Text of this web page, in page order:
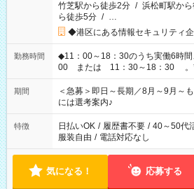
竹芝駅から徒歩2分 / 浜松町駅か
ら徒歩5分 / …
◆港区にある情報セキュリティ
勤務時間
◆11：00～18：30のうち実働6時
00 または 11：30～18：30 。*。ブランクOK！。*。 例え
ば前職が、 在宅/財団法人/事務/コ
スタッフ スイーツ販売/ホテルフロ
業界から入社して活躍されています♪
期間
＜急募＞即日～長期／8月～9月～
には選考案内♪
特徴 日払いOK / 履歴書不要 / 40～50代
服装自由 / 電話対応なし
気になる！ 応募する